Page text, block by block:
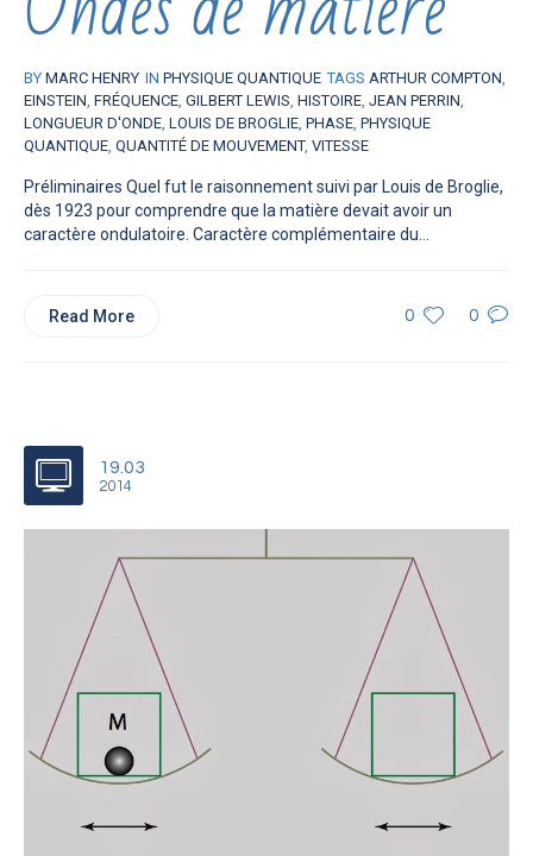
BY MARC HENRY IN PHYSIQUE QUANTIQUE TAGS ARTHUR COMPTON
EINSTEIN FRÉQUENCE GILBERT LEWIS HISTOIRE JEAN PERRIN
LONGUEUR D'ONDE LOUIS DE BROGLIE PHASE PHYSIQUE
QUANTIQUE QUANTITÉ DE MOUVEMENT, VITESSE
Préliminaires Quel fut le raisonnement suivi par Louis de Broglie,
dès 1923 pour comprendre que la matière devait avoir un
caractère ondulatoire. Caractère complémentaire du...
0 0
Read More
19.03
2014